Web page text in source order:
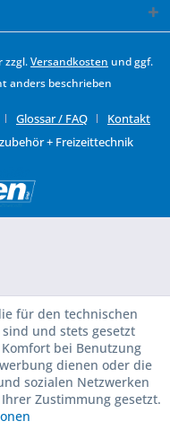
zzgl.Versandkosten und ggf.
anders beschrieben
Glossar / FAQ
Kontakt
+ Freizeittechnik
für den technischen
und stets gesetzt
bei Benutzung
dienen oder die
sozialen Netzwerken
Zustimmung gesetzt.